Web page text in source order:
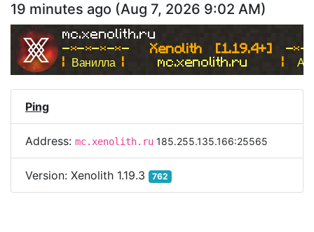
19 minutes ago (Aug 7, 2026 9:02 AM)
mc.xenolith.ru
-*-*-*-*-
  Xenolith  [1.19.4+]
-*-
| Ванилла |
     mc.xenolith.ru
|
Ping
Address: mc.xenolith.ru 185.255.135.166:25565
Version: Xenolith 1.19.3 762